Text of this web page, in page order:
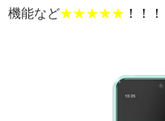
機能など★★★★★ ！！！